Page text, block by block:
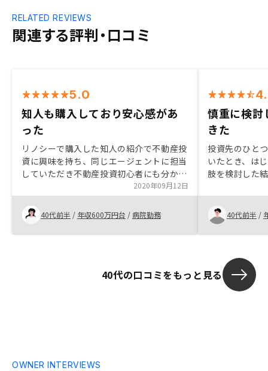
関連する評判・口コミ
RELATED REVIEWS
5.0
知人も購入しており安心感があ
った
リノシーで購入した知人の紹介で不動産投
資に興味を持ち、同じエージェントに担当
していただき不動産投資初心者にも分かり
やすく教えていただきました。知人が購入
しているところにも安心感があり、他社で
もお話、説明いただきましたが、販売のみ
ならず管理体制やテクノロジーを駆使され
ているところに安定した将来性を感じリノ
ないため、物件選びもエージェントの方に
2020年09月12日
40代前半 / 年収600万円台 /病院勤務
慎重に検討
きた
投資先のひと
いたとき、は
肢を検討した
することがで
管理もできて
40代前半 /
40代の口コミをもっと見る
OWNER INTERVIEWS